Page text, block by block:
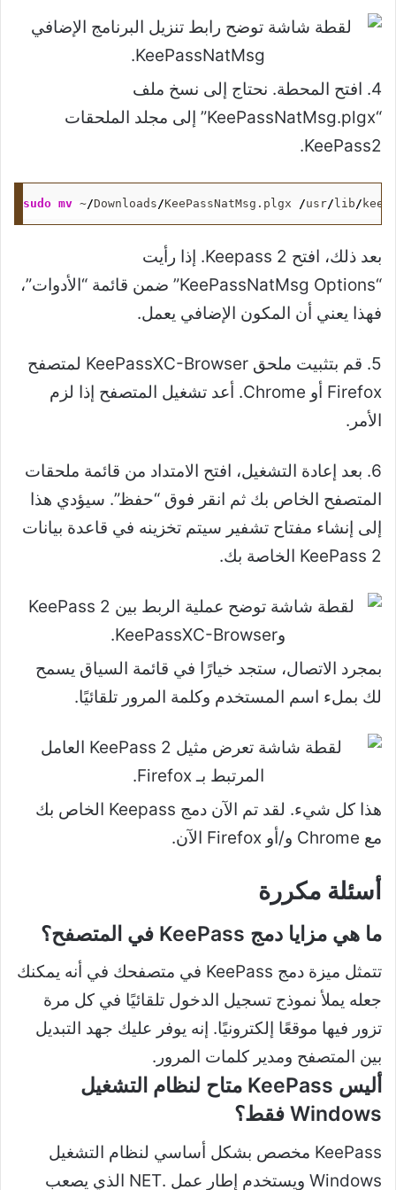
4. افتح المحطة. نحتاج إلى نسخ ملف
“KeePassNatMsg.plgx” إلى مجلد الملحقات
KeePass2.
sudo mv ~/Downloads/KeePassNatMsg.plgx /usr/ lib/
بعد ذلك، افتح Keepass 2. إذا رأيت
“KeePassNatMsg Options” ضمن قائمة “الأدوات”،
فهذا يعني أن المكون الإضافي يعمل.
5. قم بتثبيت ملحق KeePassXC-Browser لمتصفح
Firefox أو Chrome. أعد تشغيل المتصفح إذا لزم
الأمر.
6. بعد إعادة التشغيل، افتح الامتداد من قائمة ملحقات
المتصفح الخاص بك ثم انقر فوق “حفظ”. سيؤدي هذا
إلى إنشاء مفتاح تشفير سيتم تخزينه في قاعدة بيانات
KeePass 2 الخاصة بك.
بمجرد الاتصال، ستجد خيارًا في قائمة السياق يسمح
لك بملء اسم المستخدم وكلمة المرور تلقائيًا.
هذا كل شيء. لقد تم الآن دمج Keepass الخاص بك
مع Chrome و/أو Firefox الآن.
أسئلة مكررة
ما هي مزايا دمج KeePass في المتصفح؟
تتمثل ميزة دمج KeePass في متصفحك في أنه يمكنك
جعله يملأ نموذج تسجيل الدخول تلقائيًا في كل مرة
تزور فيها موقعًا إلكترونيًا. إنه يوفر عليك جهد التبديل
بين المتصفح ومدير كلمات المرور.
أليس KeePass متاح لنظام التشغيل
Windows فقط؟
KeePass مخصص بشكل أساسي لنظام التشغيل
Windows ويستخدم إطار عمل .NET الذي يصعب